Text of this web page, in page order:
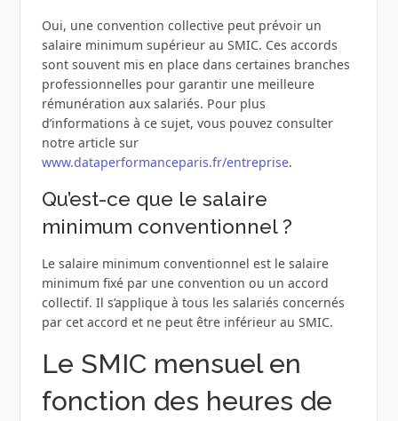
Oui, une convention collective peut prévoir un
salaire minimum supérieur au SMIC. Ces accords
sont souvent mis en place dans certaines branches
professionnelles pour garantir une meilleure
rémunération aux salariés. Pour plus
d’informations à ce sujet, vous pouvez consulter
notre article sur
www.dataperformanceparis.fr/entreprise.
Qu’est-ce que le salaire
minimum conventionnel ?
Le salaire minimum conventionnel est le salaire
minimum fixé par une convention ou un accord
collectif. Il s’applique à tous les salariés concernés
par cet accord et ne peut être inférieur au SMIC.
Le SMIC mensuel en
fonction des heures de